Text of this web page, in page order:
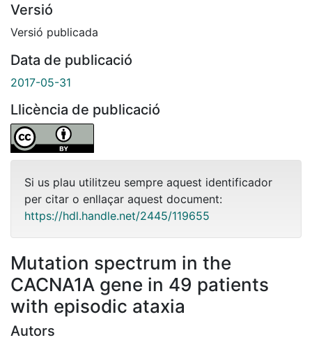
Versió
Versió publicada
Data de publicació
2017-05-31
Llicència de publicació
Si us plau utilitzeu sempre aquest identificador
per citar o enllaçar aquest document:
https://hdl.handle.net/2445/119655
Mutation spectrum in the
CACNA1A gene in 49 patients
with episodic ataxia
Autors